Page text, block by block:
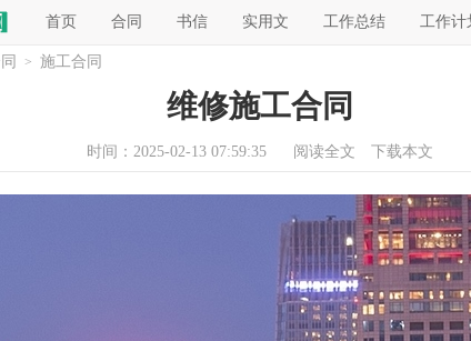
首页 合同 书信 实用文 工作总结 工作计
> 施工合同
维修施工合同
时间：2025-02-13 07:59:35 阅读全文 下载本文